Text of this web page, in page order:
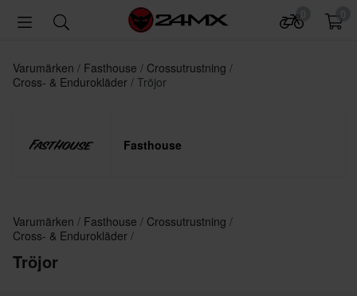
Varumärken Fasthouse
Crossutrustning
Cross- & Endurokläder Tröjor
Fasthouse
Varumärken Fasthouse
Crossutrustning
Cross- & Endurokläder
Tröjor